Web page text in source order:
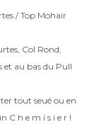
/ Top Mohair
Col Rond,
et au bas du Pull
tout seué ou en
C h e m i s i e r !